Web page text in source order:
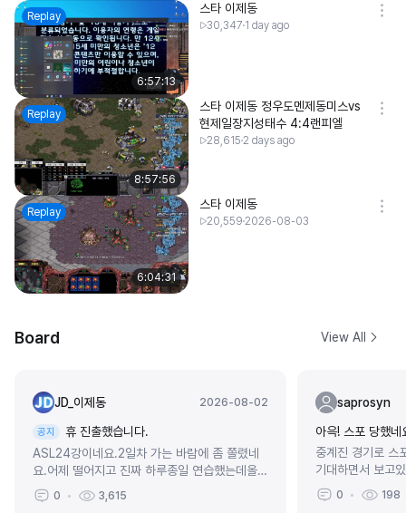
Replay
6:57:13
스타 이제동
30,347 1 day ago
Replay
8:57:56
스타 이제동 정우도멘제동미스vs
현제일장지성태수 4:4랜피엘
28,615 2 days ago
Replay
6:04:31
스타 이제동
20,559 2026-08-03
Board View All
JD_이제동 2026-08-02
공지
휴 진출했습니다.
ASL24강이네요.2일차 가는 바람에 좀 쫄렸네
요.어제 떨어지고 진짜 하루종일 연습했는데올라
가니까 너무 좋습니다.본선도 준비 잘해서 해보
겠습니다.오늘 컨디션이 영 안좋아서 내일 6...
0 3,615
saprosyn
아윽! 스포 당했네
중계진 경기로 스
기대하면서 보고
떠버렸네 ㅋㅋㅋ
0 198